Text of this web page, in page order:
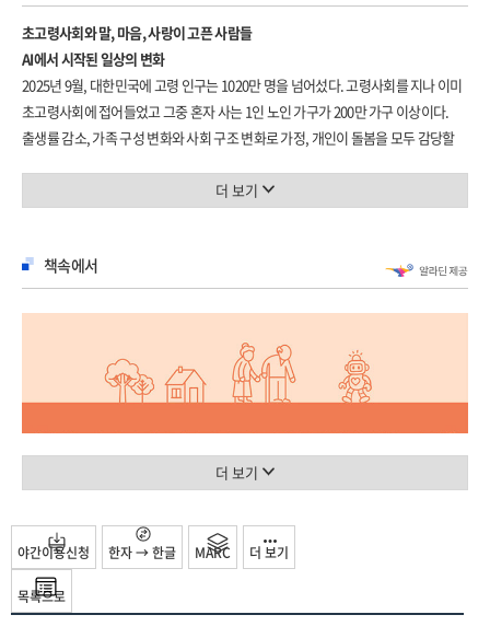
초고령사회와 말, 마음, 사랑이 고픈 사람들
AI에서 시작된 일상의 변화
2025년 9월, 대한민국에 고령 인구는 1020만 명을 넘어섰다. 고령사회를 지나 이미
초고령사회에 접어들었고 그중 혼자 사는 1인 노인 가구가 200만 가구 이상이다.
출생률 감소, 가족 구성 변화와 사회 구조 변화로 가정, 개인이 돌봄을 모두 감당할
요양보호사, 활동보조인 등 복지와 돌봄 인력이 늘고 있으나 여전히 돌봄의 손길이
외부 활동을 하지 않는 1인 가구의 경우 일주일에 두어 차례 방문하는
서비스만으로는 함께 사는 사람이 있을 때만큼의 대화 양을 채울 수가 없다. 외부
고독과 우울을 느끼는 사례가 많다. 사실 우리 모두 이와 비슷한 경험을 했다.
코로나19 팬데믹으로 전 세계가 멈춰 서고 사회적 거리두기로 사람과의 접촉이
제한되었을 때, 대화의 부재로 인한 우울감을 호소하는 이들이 많았다. 다만,
이 책은 우리 사회가 관심을 갖고 풀어야 할 숙제인 노인 1인 가구 돌봄, 그중에서도
정서적 문제를 깊이 들여다본다. 팬데믹 기간 복지 시설들이 폐쇄되고 돌봄 인력
필요성이 급부상했다. 그리고 정부와 지자체는 AI 돌봄 로봇 보급을 적극 시행했다.
그 후 돌봄 로봇 이용자가 맞이한 변화와 돌봄의 새로운 가능성을 이 책은 촘촘하게
담고 있다.
더 보기
책속에서
더 보기
목록으로
야간이용신청 한자 → 한글 MARC 더 보기